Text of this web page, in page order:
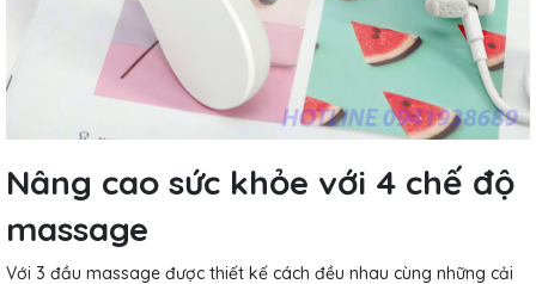
Nâng cao sức khỏe với 4 chế độ
massage
Với 3 đầu massage được thiết kế cách đều nhau cùng những cải